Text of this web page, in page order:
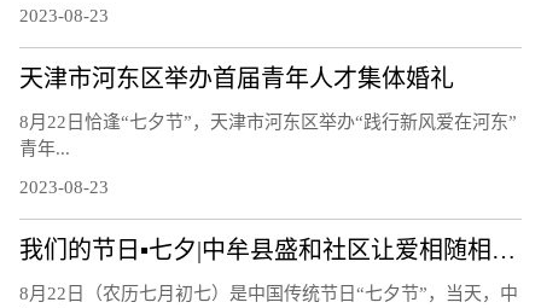
2023-08-23
天津市河东区举办首届青年人才集体婚礼
8月22日恰逢“七夕节”，天津市河东区举办“践行新风爱在河东”
青年...
2023-08-23
我们的节日▪七夕|中牟县盛和社区让爱相随相约白首
8月22日（农历七月初七）是中国传统节日“七夕节”，当天，中